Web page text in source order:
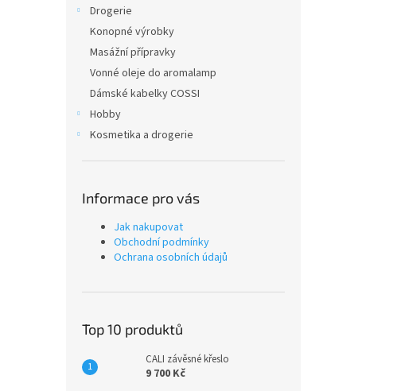
Drogerie
Konopné výrobky
Masážní přípravky
Vonné oleje do aromalamp
Dámské kabelky COSSI
Hobby
Kosmetika a drogerie
Informace pro vás
Jak nakupovat
Obchodní podmínky
Ochrana osobních údajů
Top 10 produktů
CALI závěsné křeslo
9 700 Kč